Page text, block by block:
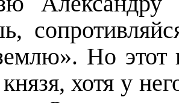
Но этот
хотя у